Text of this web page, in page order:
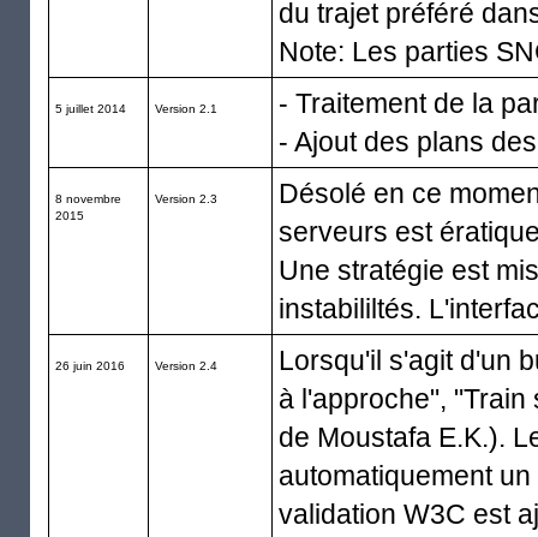
du trajet préféré
Note: Les parties
5 juillet 2014 Version 2.1
- Traitement de la
- Ajout des plans
8 novembre
2015
Version 2.3
Désolé en ce
serveurs est
Une stratégie est
instabililtés.
26 juin 2016 Version 2.4
Lorsqu'il s'agit d'un
à l'approche",
de Moustafa E.K.).
automatiquement
validation W3C est